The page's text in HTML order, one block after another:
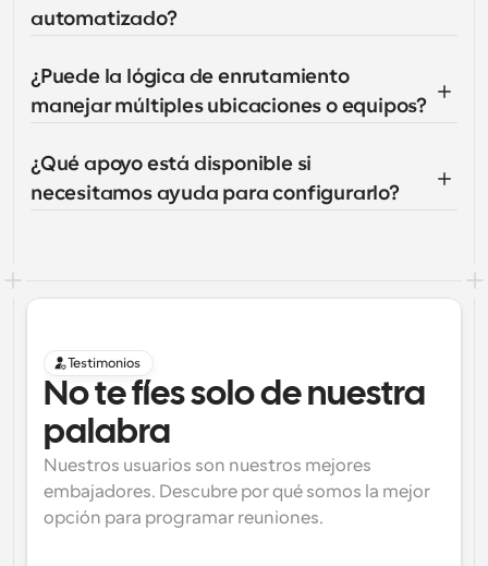
automatizado?
¿Puede la lógica de enrutamiento
manejar múltiples ubicaciones o equipos?
¿Qué apoyo está disponible si
necesitamos ayuda para configurarlo?
Testimonios
No te fíes solo de nuestra
palabra
Nuestros usuarios son nuestros mejores
embajadores. Descubre por qué somos la mejor
opción para programar reuniones.